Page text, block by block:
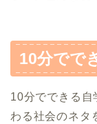
10分でで
10分でできる自
わる社会のネタ